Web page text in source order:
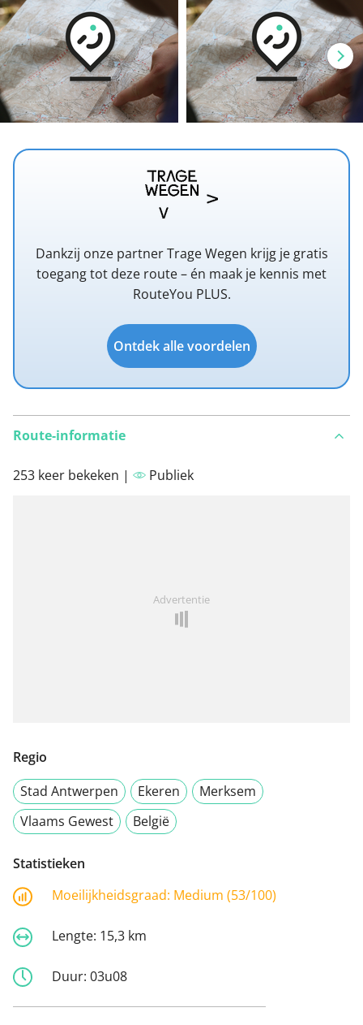
Dankzij onze partner Trage Wegen krijg je gratis
toegang tot deze route – én maak je kennis met
RouteYou PLUS.
Ontdek alle voordelen
Route-informatie
253 keer bekeken | Publiek
Advertentie
Regio
Stad Antwerpen
Ekeren
Merksem
Vlaams Gewest
België
Statistieken
Moeilijkheidsgraad: Medium (53/100)
Lengte: 15,3 km
Duur: 03u08